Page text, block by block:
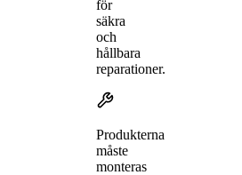
för
säkra
och
hållbara
reparationer.
Produkterna
måste
monteras